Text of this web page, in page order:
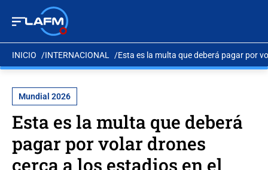
INICIO INTERNACIONAL Esta es la multa que deberá pagar por
Mundial 2026
Esta es la multa que deberá
pagar por volar drones
cerca a los estadios en el